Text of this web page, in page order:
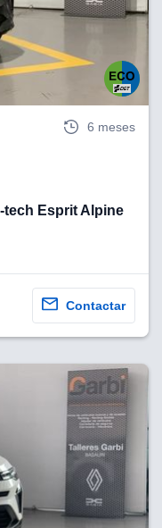
6 meses
tech Esprit Alpine
Contactar